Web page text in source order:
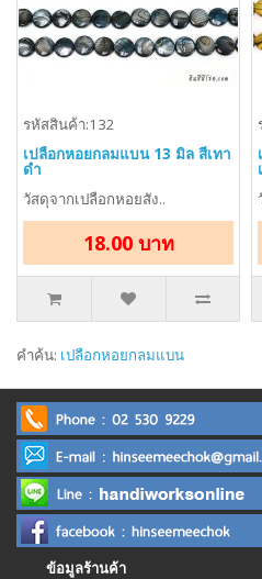
รหัสสินค้า:132
เปลือกหอยกลมแบน 13 มิล สีเทา
ดำ
วัสดุจากเปลือกหอยสัง..
18.00 บาท
คำค้น: เปลือกหอยกลมแบน
ข้อมูลร้านค้า